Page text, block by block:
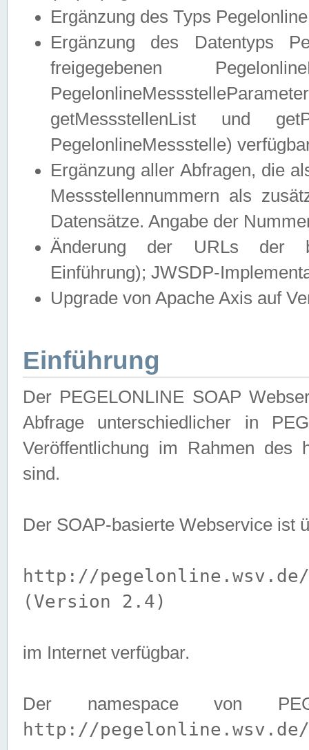
Ergänzung des Typs
Ergänzung des Datentyps
freigegebenen
getMessstellenList und
PegelonlineMessstelle)
Ergänzung aller Abfragen, die
Messstellennummern als
Datensätze. Angabe der
Änderung der URLs der
Einführung); JWSDP-
Upgrade von Apache Axis auf
Einführung
Der PEGELONLINE SOAP
Abfrage unterschiedlicher in
Veröffentlichung im Rahmen des
sind.
Der SOAP-basierte Webservice ist
http://pegelonline.wsv.de/
(Version 2.4)
im Internet verfügbar.
Der namespace von
http://pegelonline.wsv.de/